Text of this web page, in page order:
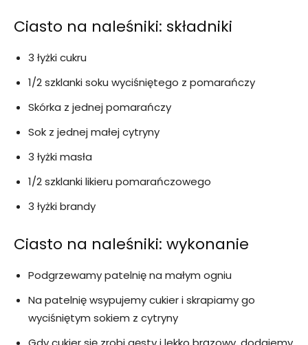
Ciasto na naleśniki: składniki
3 łyżki cukru
1/2 szklanki soku wyciśniętego z pomarańczy
Skórka z jednej pomarańczy
Sok z jednej małej cytryny
3 łyżki masła
1/2 szklanki likieru pomarańczowego
3 łyżki brandy
Ciasto na naleśniki: wykonanie
Podgrzewamy patelnię na małym ogniu
Na patelnię wsypujemy cukier i skrapiamy go
wyciśniętym sokiem z cytryny